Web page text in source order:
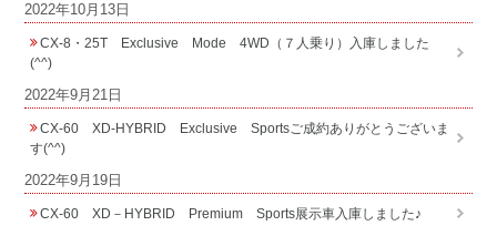
2022年10月13日
CX-8・25T Exclusive Mode 4WD（７人乗り）入庫しました
(^^)
2022年9月21日
CX-60 XD-HYBRID Exclusive Sportsご成約ありがとうございま
す(^^)
2022年9月19日
CX-60 XD－HYBRID Premium Sports展示車入庫しました♪